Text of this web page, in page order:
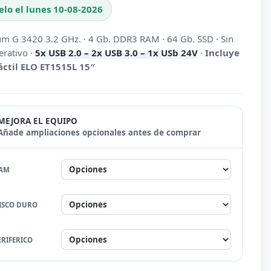
el lunes 10-08-2026
G 3420 3.2 GHz. · 4 Gb. DDR3 RAM · 64 Gb. SSD · Sin
·5x USB 2.0 – 2x USB 3.0 – 1x USb 24V ·Incluye
ELO ET1515L 15″
EL EQUIPO
ampliaciones opcionales antes de comprar
DURO